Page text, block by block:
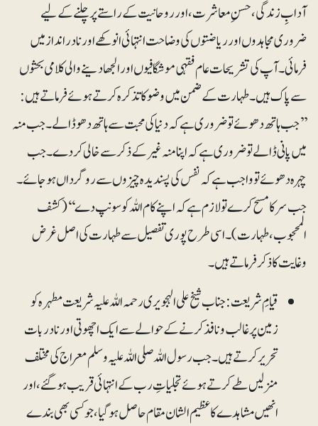
آدابِ زندگی، حسنِ معاشرت، اور روحانیت کے راستے پر چلنے کے لیے
ضروری مجاہدوں اور ریاضتوں کی وضاحت انتہائی انوکھے اور نادر انداز میں
فرمائی۔ آپ کی تشریحات عام فقہی موشگافیوں اور الجھا دینے والی کلامی بحثوں
سے پاک ہیں۔ طہارت کے ضمن میں وضو کاتذکرہ کرتے ہوئے فرماتے ہیں:
’’جب ہاتھ دھوئے تو ضروری ہے کہ دنیا کی محبت سے ہاتھ دھو ڈالے۔ جب منہ
میں پانی ڈالے تو ضروری ہے کہ اپنا منہ غیر کے ذکر سے خالی کردے۔ جب
چہرہ دھوئے تو واجب ہے کہ نفس کی پسندیدہ چیزوں سے روگرداں ہوجائے۔
جب سر کا مسح کرے تو لازم ہے کہ اپنے کام اللہ کو سونپ دے‘‘ (کشف
المحجوب، طہارت)۔ اسی طرح پوری تفصیل سے طہارت کی اصل غرض
وغایت کا ذکر فرماتے ہیں۔
قیامِ شریعت: جناب شیخ علی الہجویری رحمہ اللہ علیہ شریعت مطہرہ کو
زمین پر غالب ونافذ کرنے کے حوالے سے ایک اچھوتی اور نادر بات
تحریر کرتے ہیں۔ جب رسول اللہ صلی اللہ علیہ وسلم معراج کی مختلف
منزلیں طے کرتے ہوئے تجلیاتِ رب کے انتہائی قریب ہوگئے، اور
انھیں مشاہدے کا عظیم الشان مقام حاصل ہوگیا، جو کسی بھی بندے